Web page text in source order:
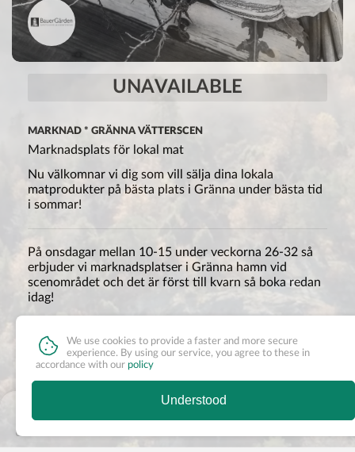
UNAVAILABLE
MARKNAD * GRÄNNA VÄTTERSCEN
Marknadsplats för lokal mat
Nu välkomnar vi dig som vill sälja dina lokala
matprodukter på bästa plats i Gränna under bästa tid
i sommar!
På onsdagar mellan 10-15 under veckorna 26-32 så
erbjuder vi marknadsplatser i Gränna hamn vid
scenområdet och det är först till kvarn så boka redan
idag!
sig främst till utställare och producenter med lokala
råvaror. Platserna är med el. Bord ingår inte så ta med
detta.
Read more »
Bokningssystemet är i samarbete med Bauergården i
i hamnen och arrangör är hamnbolaget i Gränna.
We use cookies to provide a faster and more secure
experience. By using our service, you agree to these in
accordance with our policy
Understood